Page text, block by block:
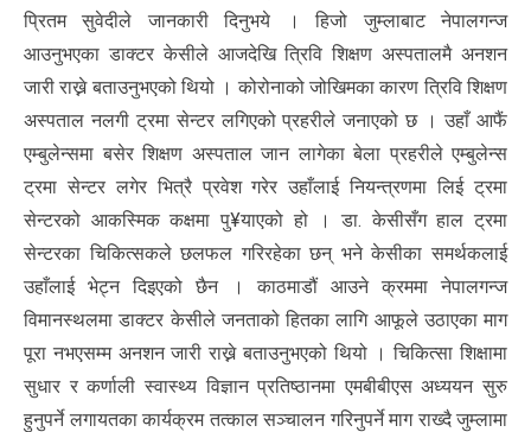
प्रितम सुवेदीले जानकारी दिनुभये । हिजो जुम्लाबाट नेपालगन्ज
आउनुभएका डाक्टर केसीले आजदेखि त्रिवि शिक्षण अस्पतालमै अनशन
जारी राख्ने बताउनुभएको थियो । कोरोनाको जोखिमका कारण त्रिवि शिक्षण
अस्पताल नलगी ट्रमा सेन्टर लगिएको प्रहरीले जनाएको छ । उहाँ आफैं
एम्बुलेन्समा बसेर शिक्षण अस्पताल जान लागेका बेला प्रहरीले एम्बुलेन्स
ट्रमा सेन्टर लगेर भित्रै प्रवेश गरेर उहाँलाई नियन्त्रणमा लिई ट्रमा
सेन्टरको आकस्मिक कक्षमा पु¥याएको हो । डा. केसीसँग हाल ट्रमा
सेन्टरका चिकित्सकले छलफल गरिरहेका छन् भने केसीका समर्थकलाई
उहाँलाई भेट्न दिइएको छैन । काठमाडौं आउने क्रममा नेपालगन्ज
विमानस्थलमा डाक्टर केसीले जनताको हितका लागि आफूले उठाएका माग
पूरा नभएसम्म अनशन जारी राख्ने बताउनुभएको थियो । चिकित्सा शिक्षामा
सुधार र कर्णाली स्वास्थ्य विज्ञान प्रतिष्ठानमा एमबीबीएस अध्ययन सुरु
हुनुपर्ने लगायतका कार्यक्रम तत्काल सञ्चालन गरिनुपर्ने माग राख्दै जुम्लामा